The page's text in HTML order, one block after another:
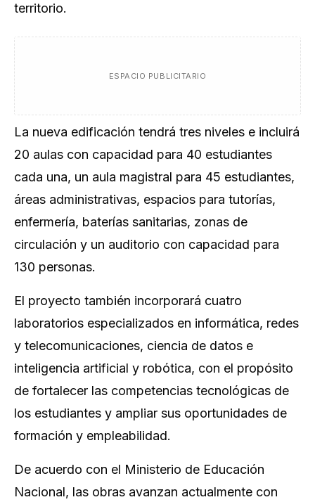
territorio.
ESPACIO PUBLICITARIO
La nueva edificación tendrá tres niveles e incluirá
20 aulas con capacidad para 40 estudiantes
cada una, un aula magistral para 45 estudiantes,
áreas administrativas, espacios para tutorías,
enfermería, baterías sanitarias, zonas de
circulación y un auditorio con capacidad para
130 personas.
El proyecto también incorporará cuatro
laboratorios especializados en informática, redes
y telecomunicaciones, ciencia de datos e
inteligencia artificial y robótica, con el propósito
de fortalecer las competencias tecnológicas de
los estudiantes y ampliar sus oportunidades de
formación y empleabilidad.
De acuerdo con el Ministerio de Educación
Nacional, las obras avanzan actualmente con